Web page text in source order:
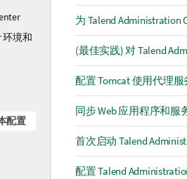
环境和
配置
为 Talend
(最佳实践) 对 Talend
配置 Tomcat 使用代理服
同步 Web 应用程序和服
首次启动 Talend
配置 Talend